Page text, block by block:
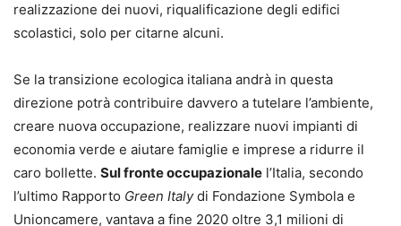
realizzazione dei nuovi, riqualificazione degli edifici
scolastici, solo per citarne alcuni.
Se la transizione ecologica italiana andrà in questa
direzione potrà contribuire davvero a tutelare l’ambiente,
creare nuova occupazione, realizzare nuovi impianti di
economia verde e aiutare famiglie e imprese a ridurre il
caro bollette. Sul fronte occupazionale l’Italia, secondo
l’ultimo Rapporto Green Italydi Fondazione Symbola e
Unioncamere, vantava a fine 2020 oltre 3,1 milioni di